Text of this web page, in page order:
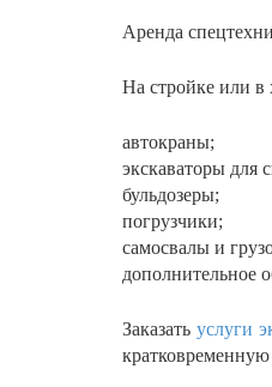
Аренда
На стройке или в
автокраны;
экскаваторы для
бульдозеры;
погрузчики;
самосвалы и
дополнительное
Заказать услуги